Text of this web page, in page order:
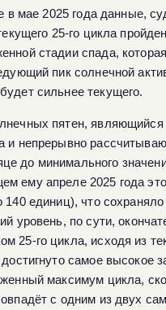
в мае 2025 года данные,
25-го цикла
стадии спада,
пик солнечной
сильнее текущего.
пятен,
и непрерывно
до минимального
ему апреле 2025 года
140 единиц), что
уровень, по сути,
25-го цикла, исходя из
самое
максимум цикла,
с одним из двух